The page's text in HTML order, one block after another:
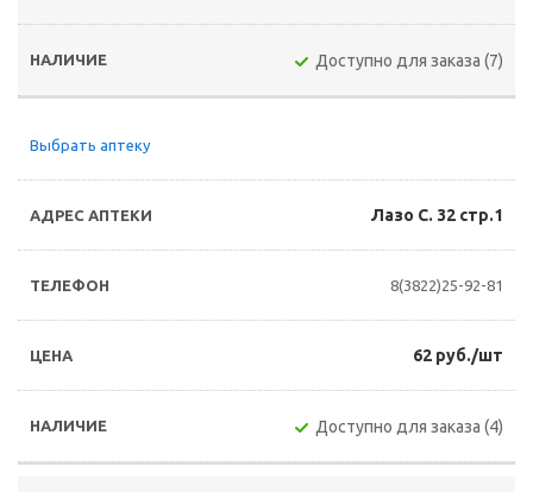
Доступно для заказа (7)
Выбрать аптеку
Лазо С. 32 стр.1
8(3822)25-92-81
62 руб./шт
Доступно для заказа (4)